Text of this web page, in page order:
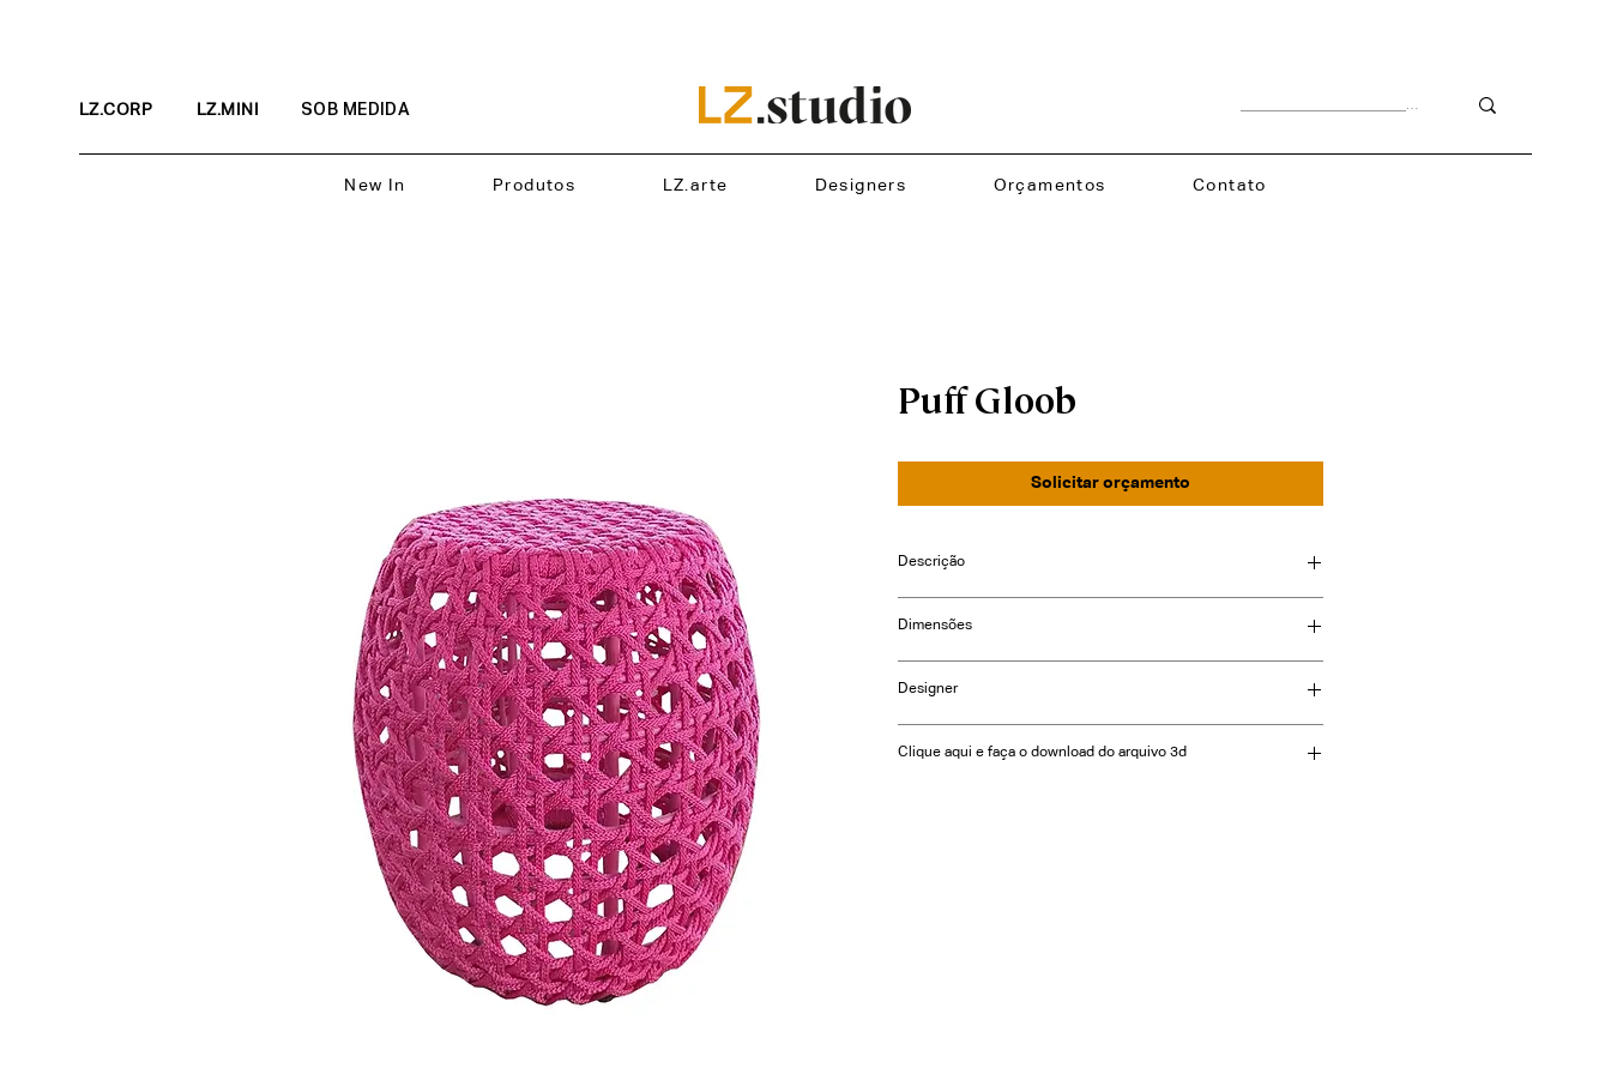
LZ.CORP LZ.MINI SOB MEDIDA
New In Produtos LZ.arte Designers Orçamentos Contato
Puff Gloob
Solicitar orçamento
Descrição
ou corda náutica chata. Opções de trama aberta ou
fechada.
Dimensões
Diâmetro: Ø 70cm
Altura: 30cm
Designer
Clique aqui e faça o download do arquivo 3d